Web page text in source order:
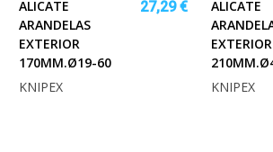
ALICATE
ARANDELAS
EXTERIOR
170MM.Ø19-60
27,29 €
KNIPEX
ALICATE
EXTERIOR
KNIPEX